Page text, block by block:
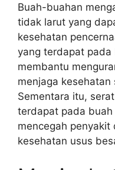
Buah-buahan
tidak larut yang
kesehatan
yang terdapat
membantu
menjaga kesehatan
Sementara itu,
terdapat pada
mencegah
kesehatan usus